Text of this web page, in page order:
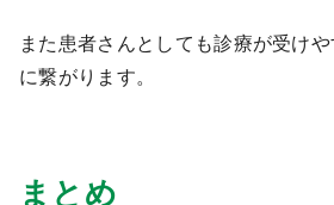
また患者さんとしても診療が受け
に繋がります。
まとめ